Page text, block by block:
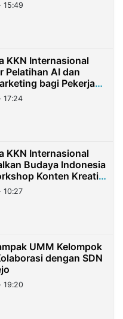
KKN Internasional
Pelatihan AI dan
bagi Pekerja
di Taiwan
KKN Internasional
Budaya Indonesia
Konten Kreatif
UMM Kelompok
dengan SDN